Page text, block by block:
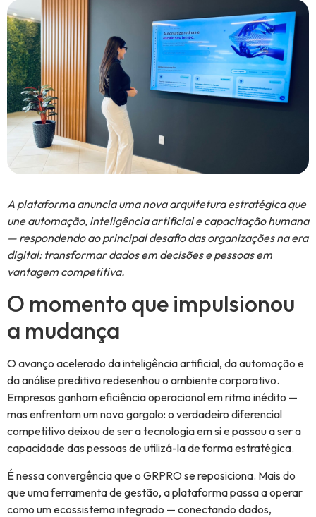
A plataforma anuncia uma nova arquitetura estratégica que
une automação, inteligência artificial e capacitação humana
— respondendo ao principal desafio das organizações na era
digital: transformar dados em decisões e pessoas em
vantagem competitiva.
O momento que impulsionou
a mudança
O avanço acelerado da inteligência artificial, da automação e
da análise preditiva redesenhou o ambiente corporativo.
Empresas ganham eficiência operacional em ritmo inédito —
mas enfrentam um novo gargalo: o verdadeiro diferencial
competitivo deixou de ser a tecnologia em si e passou a ser a
capacidade das pessoas de utilizá-la de forma estratégica.
É nessa convergência que o GRPRO se reposiciona. Mais do
que uma ferramenta de gestão, a plataforma passa a operar
como um ecossistema integrado — conectando dados,